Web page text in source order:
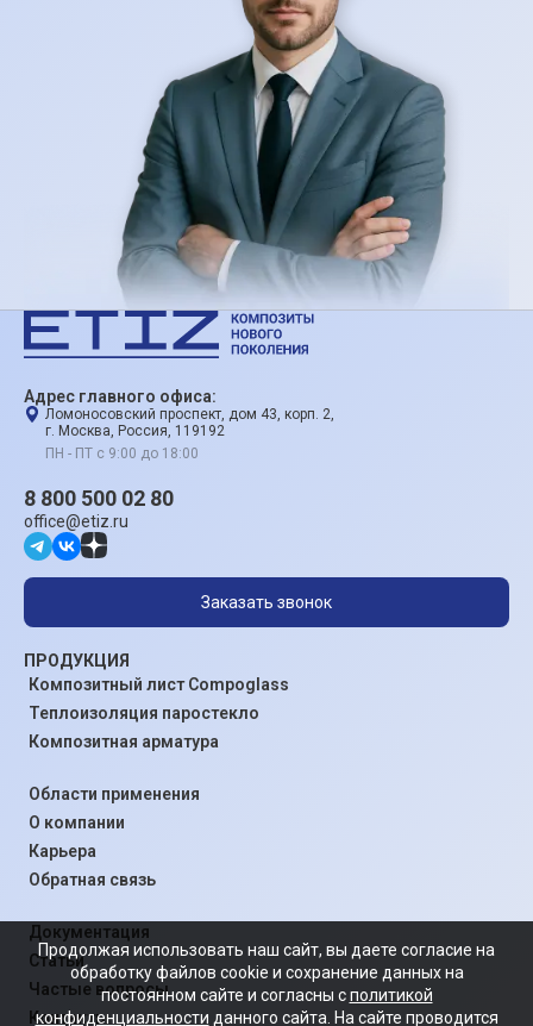
Адрес главного офиса:
Ломоносовский проспект, дом 43, корп. 2,
г. Москва, Россия, 119192
ПН - ПТ с 9:00 до 18:00
ПРОДУКЦИЯ
Композитный лист Compoglass
Теплоизоляция паростекло
Композитная арматура
Области применения
О компании
Карьера
Обратная связь
Документация
Статьи
Частые вопросы
Контакты
8 800 500 02 80
office@etiz.ru
Заказать звонок
Продолжая использовать наш сайт, вы даете согласие на
обработку файлов cookie и сохранение данных на
постоянном сайте и согласны сполитикой
конфиденциальности данного сайта. На сайте проводится